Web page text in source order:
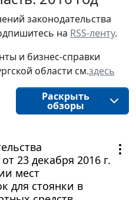
законодательства
на RSS-ленту.
и бизнес-справки
области см.здесь
Раскрыть
обзоры
23 декабря 2016 г.
мест
для стоянки в